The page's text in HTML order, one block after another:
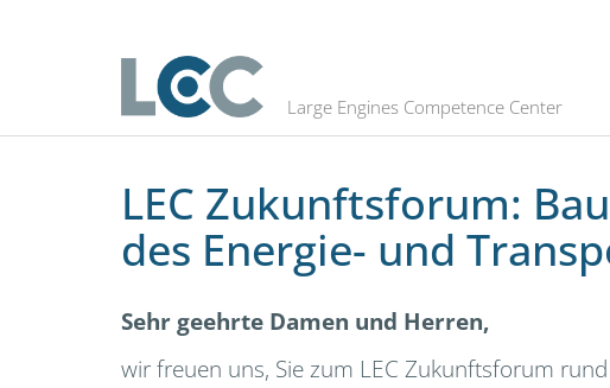
Large Engines Competence Center
Archiv LEC Zukunftsforum 2024
LEC Zukunftsforum:
des Energie- und
Sehr geehrte Damen und Herren,
wir freuen uns, Sie zum LEC Zukunftsforum